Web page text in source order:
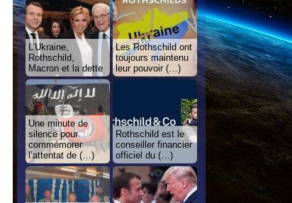
L’Ukraine,
Rothschild,
Macron et la dette
Les Rothschild ont
toujours maintenu
leur pouvoir (…)
Une minute de
silence pour
commémorer
l’attentat de (…)
Rothschild est le
conseiller financier
officiel du (…)